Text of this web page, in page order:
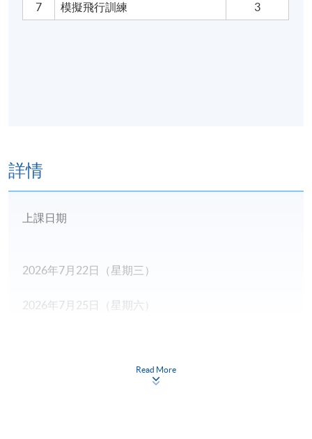
7 模擬飛行訓練 3
詳情
上課日期
2026年7月22日（星期三）
2026年7月25日（星期六）
2026年8月1日（星期六）Read More